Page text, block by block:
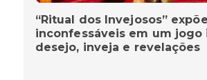
“Ritual dos Invejosos”
inconfessáveis em um jogo
desejo, inveja e revelações